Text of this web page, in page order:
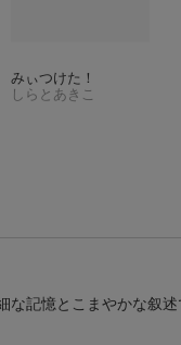
みぃつけた！
しらとあきこ
な記憶とこまやかな叙述